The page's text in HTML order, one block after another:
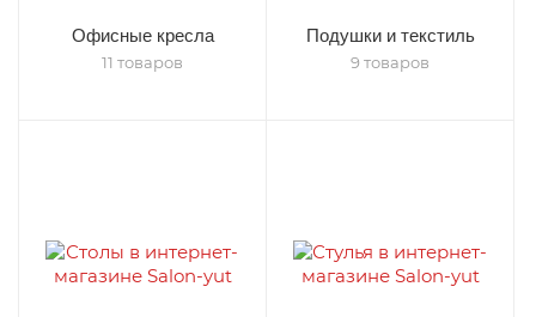
Офисные кресла
11 товаров
Подушки и текстиль
9 товаров